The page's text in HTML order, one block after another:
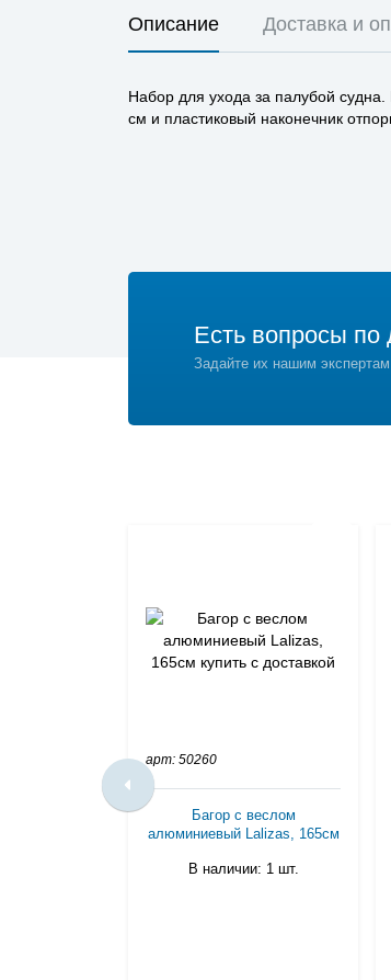
Описание Доставка и
Набор для ухода за палубой
см и пластиковый наконечник
Есть вопросы по
Задайте их нашим
арт: 50260
Багор с веслом
алюминиевый Lalizas, 165см
В наличии: 1 шт.